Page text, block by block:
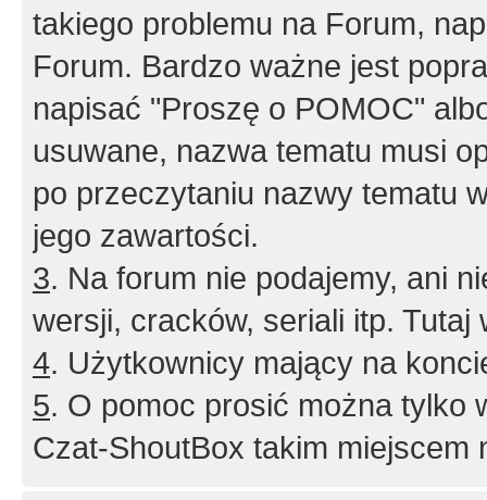
takiego problemu na Forum,
Forum. Bardzo ważne jest
napisać "Proszę o POMOC"
usuwane, nazwa tematu musi
po przeczytaniu nazwy tematu
jego zawartości.
3. Na forum nie podajemy, ani
wersji, cracków, seriali itp. Tutaj
4. Użytkownicy mający na
5. O pomoc prosić można tylko
Czat-ShoutBox takim miejscem